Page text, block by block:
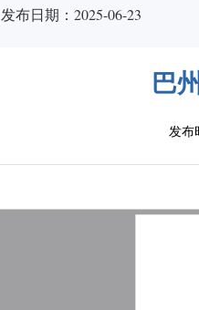
发布日期：2025-06-23
巴
发布